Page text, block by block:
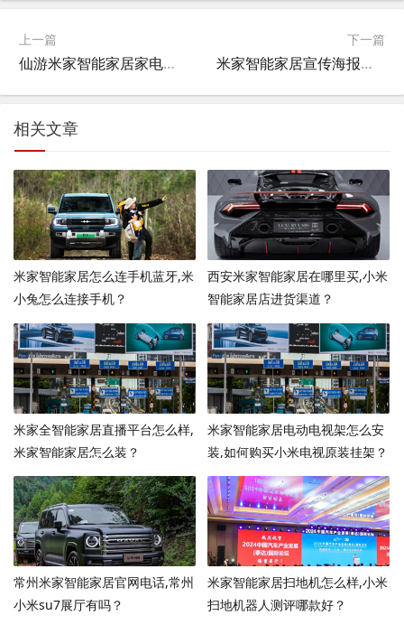
上一篇
仙游米家智能家居家电怎么样,对于癌症患者的日常生活，是竭尽所能优待还是平常待之呢？
下一篇
米家智能家居宣传海报图片,小米智能家居怎么代理？
相关文章
米家智能家居怎么连手机蓝牙,米
小兔怎么连接手机？
西安米家智能家居在哪里买,小米
智能家居店进货渠道？
米家全智能家居直播平台怎么样,
米家智能家居怎么装？
米家智能家居电动电视架怎么安
装,如何购买小米电视原装挂架？
常州米家智能家居官网电话,常州
小米su7展厅有吗？
米家智能家居扫地机怎么样,小米
扫地机器人测评哪款好？